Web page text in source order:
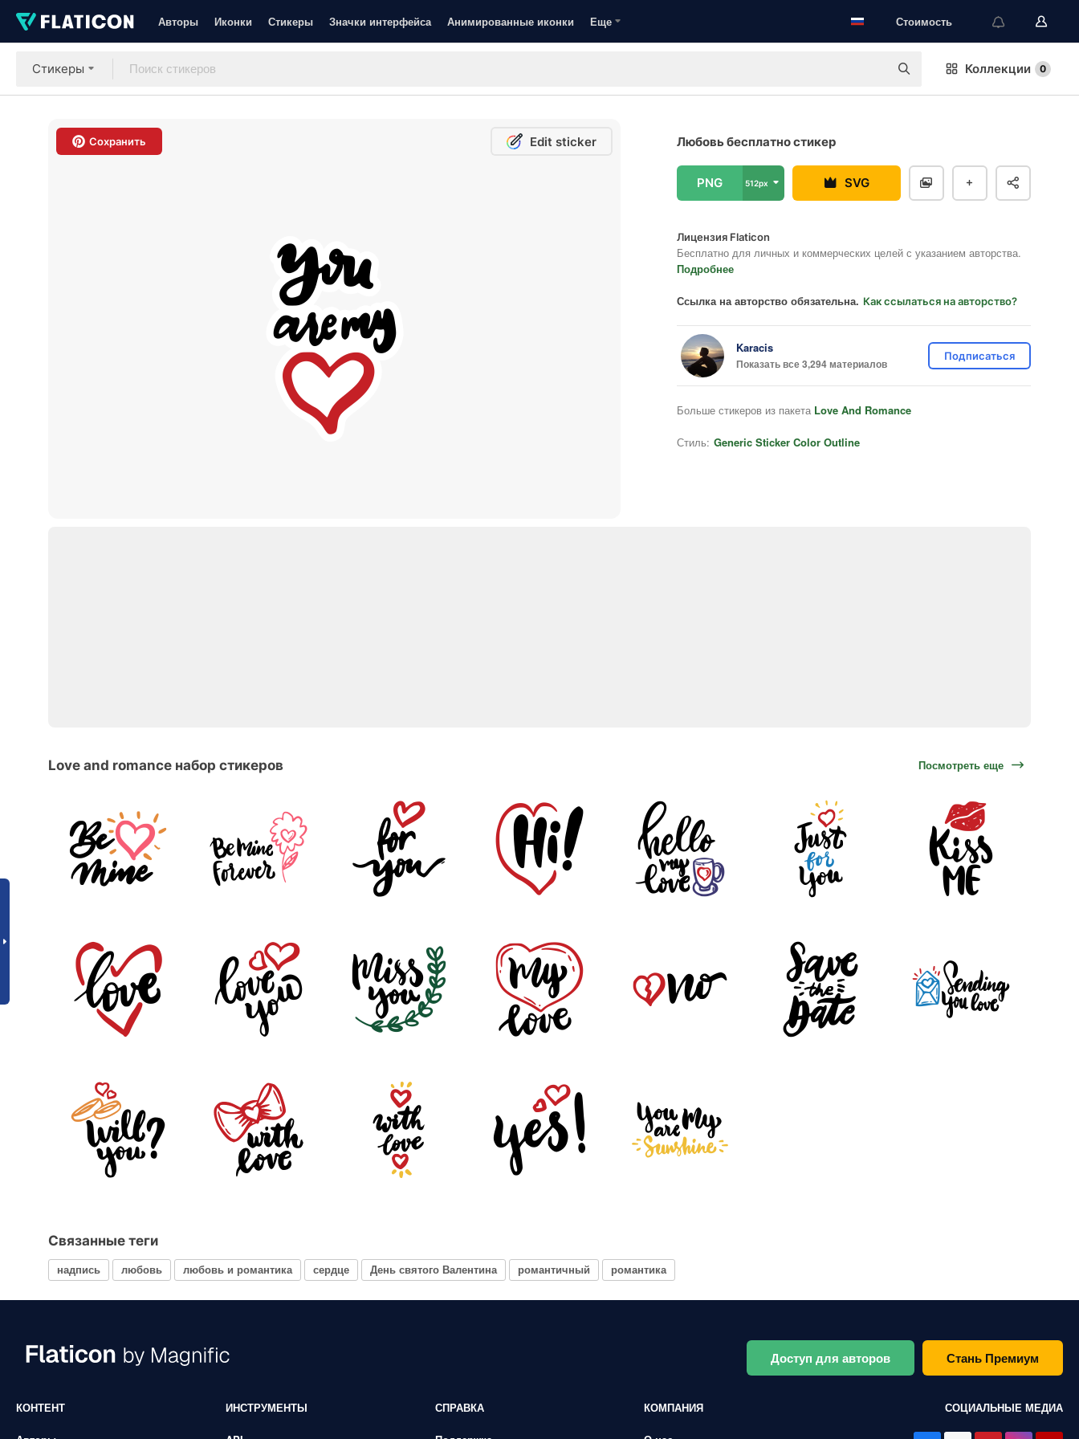
Авторы Иконки Стикеры Значки интерфейса Анимированные иконки Еще Стоимость
Стикеры Коллекции 0
Сохранить Edit sticker Любовь бесплатно стикер
PNG 512px SVG
Лицензия Flaticon
Бесплатно для личных и коммерческих целей с указанием авторства.
Подробнее
Ссылка на авторство обязательна. Как ссылаться на авторство?
Karacis
Показать все 3,294 материалов
Подписаться
Больше стикеров из пакета Love And Romance
Стиль: Generic Sticker Color Outline
Love and romance набор стикеров Посмотреть еще
Связанные теги
надпись любовь любовь и романтика сердце День святого Валентина романтичный романтика
Доступ для авторов Стань Премиум
КОНТЕНТ ИНСТРУМЕНТЫ СПРАВКА КОМПАНИЯ СОЦИАЛЬНЫЕ МЕДИА